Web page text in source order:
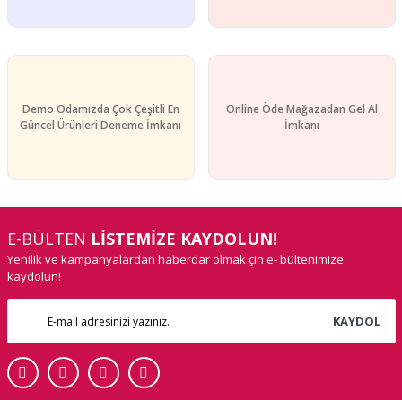
Demo Odamızda Çok Çeşitli En
Güncel Ürünleri Deneme İmkanı
Online Öde Mağazadan Gel Al
İmkanı
E-BÜLTEN LİSTEMİZE KAYDOLUN!
Yenilik ve kampanyalardan haberdar olmak çin e- bültenimize
kaydolun!
KAYDOL